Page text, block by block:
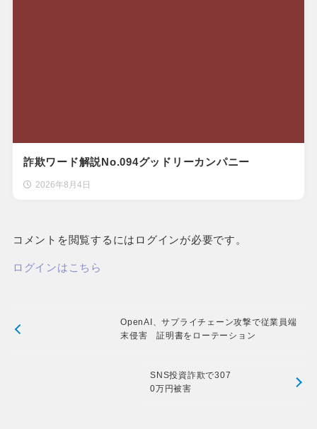
詐欺ワード解説No.094グッドリーカンパニー
2026年8月4日
コメントを閲覧するにはログインが必要です。
ログインはこちら
OpenAI、サプライチェーン攻撃で従業員端
末侵害 証明書をローテーション
SNS投資詐欺で307
0万円被害